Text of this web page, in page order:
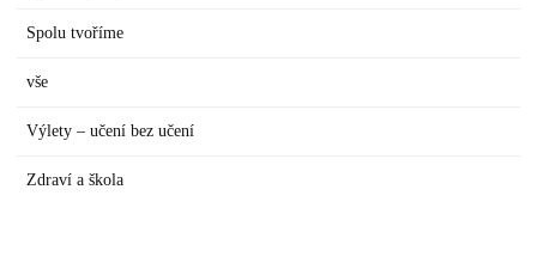
Spolu tvoříme
vše
Výlety – učení bez učení
Zdraví a škola